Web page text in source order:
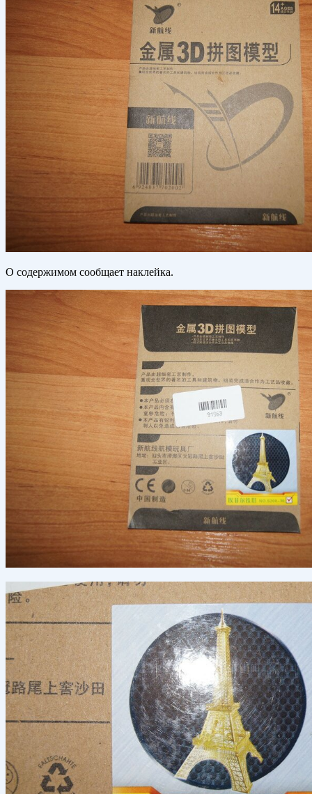
О содержимом сообщает наклейка.